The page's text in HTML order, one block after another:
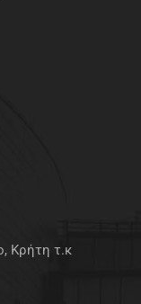
Κρήτη τ.κ